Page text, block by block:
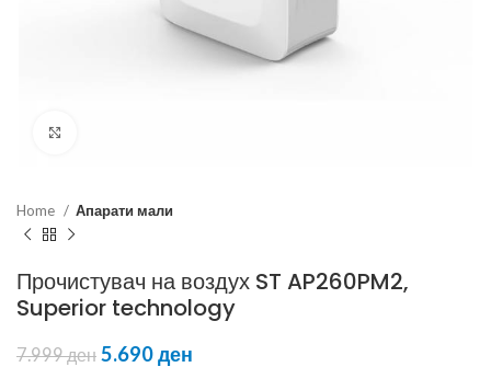
Home Апарати мали
Прочистувач на воздух ST AP260PM2,
Superior technology
7.999ден 5.690ден